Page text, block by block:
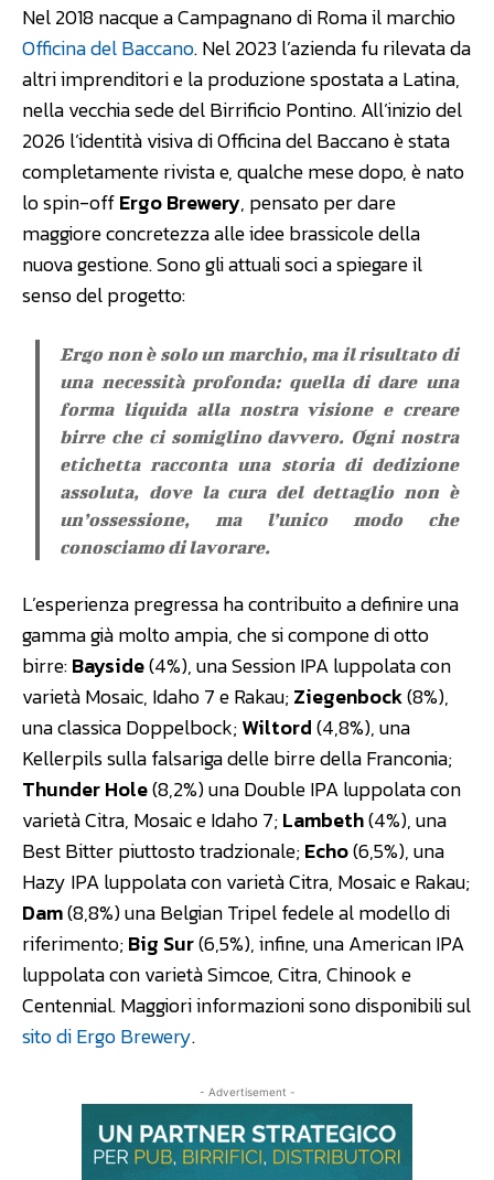
Nel 2018 nacque a Campagnano di Roma il marchio
Officina del Baccano. Nel 2023 l’azienda fu rilevata da
altri imprenditori e la produzione spostata a Latina,
nella vecchia sede del Birrificio Pontino. All’inizio del
2026 l’identità visiva di Officina del Baccano è stata
completamente rivista e, qualche mese dopo, è nato
lo spin-offErgo Brewery, pensato per dare
maggiore concretezza alle idee brassicole della
nuova gestione. Sono gli attuali soci a spiegare il
senso del progetto:
Ergo non è solo un marchio, ma il risultato di
una necessità profonda: quella di dare una
forma liquida alla nostra visione e creare
birre che ci somiglino davvero. Ogni nostra
etichetta racconta una storia di dedizione
assoluta, dove la cura del dettaglio non è
un’ossessione, ma l’unico modo che
conosciamo di lavorare.
L’esperienza pregressa ha contribuito a definire una
gamma già molto ampia, che si compone di otto
birre:Bayside(4%), una Session IPA luppolata con
varietà Mosaic, Idaho 7 e Rakau;Ziegenbock(8%),
una classica Doppelbock;Wiltord(4,8%), una
Kellerpils sulla falsariga delle birre della Franconia;
Thunder Hole(8,2%) una Double IPA luppolata con
varietà Citra, Mosaic e Idaho 7;Lambeth(4%), una
Best Bitter piuttosto tradzionale;Echo(6,5%), una
Hazy IPA luppolata con varietà Citra, Mosaic e Rakau;
Dam(8,8%) una Belgian Tripel fedele al modello di
riferimento;Big Sur(6,5%), infine, una American IPA
luppolata con varietà Simcoe, Citra, Chinook e
Centennial. Maggiori informazioni sono disponibili sul
sito di Ergo Brewery.
- Advertisement -